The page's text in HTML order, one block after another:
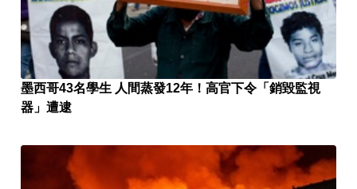
墨西哥43名學生 人間蒸發12年！高官下令「銷毀監視
器」遭逮